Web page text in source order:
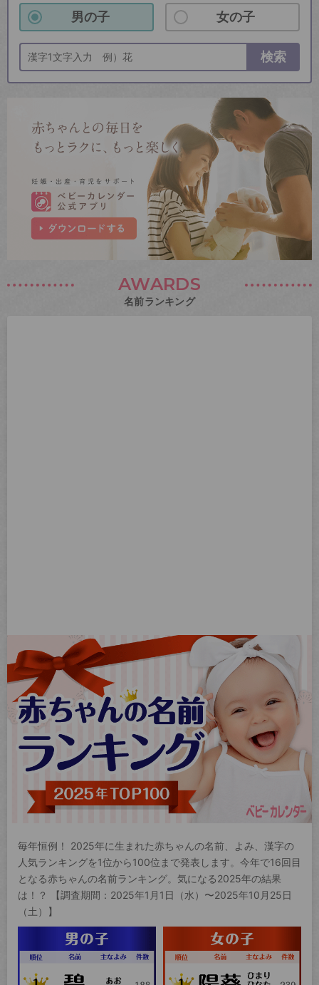
男の子 女の子
検索
AWARDS
名前ランキング
毎年恒例！ 2025年に生まれた赤ちゃんの名前、よみ、漢字の
人気ランキングを1位から100位まで発表します。今年で16回目
となる赤ちゃんの名前ランキング。気になる2025年の結果
は！？ 【調査期間：2025年1月1日（水）〜2025年10月25日
（土）】